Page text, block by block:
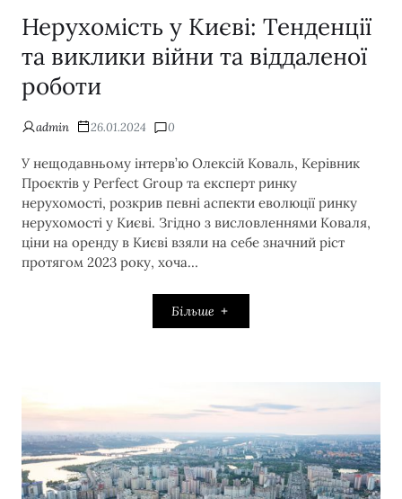
Нерухомість у Києві: Тенденції
та виклики війни та віддаленої
роботи
admin 26.01.2024 0
У нещодавньому інтерв’ю Олексій Коваль, Керівник
Проєктів у Perfect Group та експерт ринку
нерухомості, розкрив певні аспекти еволюції ринку
нерухомості у Києві. Згідно з висловленнями Коваля,
ціни на оренду в Києві взяли на себе значний ріст
протягом 2023 року, хоча…
Більше